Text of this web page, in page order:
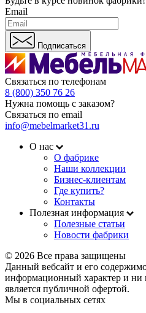
Email
Подписаться
Связаться по телефонам
8 (800) 350 76 26
Нужна помощь с заказом?
Связаться по email
info@mebelmarket31.ru
О нас
О фабрике
Наши коллекции
Бизнес-клиентам
Где купить?
Контакты
Полезная информация
Полезные статьи
Новости фабрики
© 2026 Все права защищены
Данный вебсайт и его
информационный характер и ни
является публичной офертой.
Мы в социальных сетях